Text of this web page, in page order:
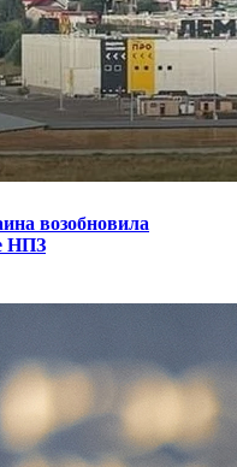
возобновила
НПЗ